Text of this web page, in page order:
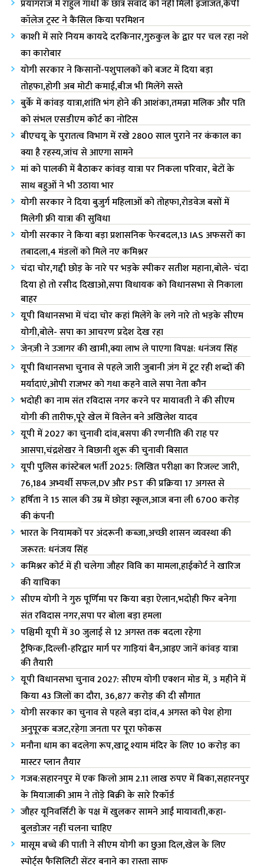
प्रयागराज में राहुल गांधी के छात्र संवाद को नहीं मिली इजाजत,केपी
कॉलेज ट्रस्ट ने कैंसिल किया परमिशन
काशी में सारे नियम कायदे दरकिनार,गुरुकुल के द्वार पर चल रहा नशे
का कारोबार
योगी सरकार ने किसानों-पशुपालकों को बजट में दिया बड़ा
तोहफा,होगी अब मोटी कमाई,बीज भी मिलेंगे सस्ते
बुर्के में कांवड़ यात्रा,शांति भंग होने की आशंका,तमन्ना मलिक और पति
को संभल एसडीएम कोर्ट का नोटिस
बीएचयू के पुरातत्व विभाग में रखे 2800 साल पुराने नर कंकाल का
क्या है रहस्य,जांच से आएगा सामने
मां को पालकी में बैठाकर कांवड़ यात्रा पर निकला परिवार, बेटों के
साथ बहुओं ने भी उठाया भार
योगी सरकार ने दिया बुजुर्ग महिलाओं को तोहफा,रोडवेज बसों में
मिलेगी फ्री यात्रा की सुविधा
योगी सरकार ने किया बड़ा प्रशासनिक फेरबदल,13 IAS अफसरों का
तबादला,4 मंडलों को मिले नए कमिश्नर
चंदा चोर,गद्दी छोड़ के नारे पर भड़के स्पीकर सतीश महाना,बोले- चंदा
दिया हो तो रसीद दिखाओ,सपा विधायक को विधानसभा से निकाला
बाहर
यूपी विधानसभा में चंदा चोर कहां मिलेंगे के लगे नारे तो भड़के सीएम
योगी,बोले- सपा का आचरण प्रदेश देख रहा
जेनज़ी ने उजागर की खामी,क्या लाभ ले पाएगा विपक्ष: धनंजय सिंह
यूपी विधानसभा चुनाव से पहले जारी जुबानी ज़ंग में टूट रही शब्दों की
मर्यादाएं,ओपी राजभर को गधा कहने वाले सपा नेता कौन
भदोही का नाम संत रविदास नगर करने पर मायावती ने की सीएम
योगी की तारीफ,पूरे खेल में विलेन बने अखिलेश यादव
यूपी में 2027 का चुनावी दांव,बसपा की रणनीति की राह पर
आसपा,चंद्रशेखर ने बिछानी शुरू की चुनावी बिसात
यूपी पुलिस कांस्टेबल भर्ती 2025: लिखित परीक्षा का रिजल्ट जारी,
76,184 अभ्यर्थी सफल,DV और PST की प्रक्रिया 17 अगस्त से
हर्षिता ने 15 साल की उम्र में छोड़ा स्कूल,आज बना ली 6700 करोड़
की कंपनी
भारत के नियामकों पर अंदरूनी कब्जा,अच्छी शासन व्यवस्था की
जरूरत: धनंजय सिंह
कमिश्नर कोर्ट में ही चलेगा जौहर विवि का मामला,हाईकोर्ट ने खारिज
की याचिका
सीएम योगी ने गुरु पूर्णिमा पर किया बड़ा ऐलान,भदोही फिर बनेगा
संत रविदास नगर,सपा पर बोला बड़ा हमला
पश्चिमी यूपी में 30 जुलाई से 12 अगस्त तक बदला रहेगा
ट्रैफिक,दिल्ली-हरिद्वार मार्ग पर गाड़ियां बैन,आइए जानें कांवड़ यात्रा
की तैयारी
यूपी विधानसभा चुनाव 2027: सीएम योगी एक्शन मोड में, 3 महीने में
किया 43 जिलों का दौरा, 36,877 करोड़ की दी सौगात
योगी सरकार का चुनाव से पहले बड़ा दांव,4 अगस्त को पेश होगा
अनुपूरक बजट,रहेगा जनता पर पूरा फोकस
मनौना धाम का बदलेगा रूप,खाटू श्याम मंदिर के लिए 10 करोड़ का
मास्टर प्लान तैयार
गजब:सहारनपुर में एक किलो आम 2.11 लाख रुपए में बिका,सहारनपुर
के मियाजाकी आम ने तोड़े बिक्री के सारे रिकॉर्ड
जौहर यूनिवर्सिटी के पक्ष में खुलकर सामने आईं मायावती,कहा-
बुलडोजर नहीं चलना चाहिए
मासूम बच्चे की पाती ने सीएम योगी का छुआ दिल,खेल के लिए
स्पोर्ट्स फैसिलिटी सेंटर बनाने का रास्ता साफ